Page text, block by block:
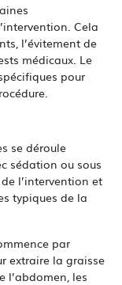
Cela
l’évitement de
médicaux. Le
pour
se déroule
sédation ou sous
l’intervention et
typiques de la
par
extraire la graisse
l’abdomen, les